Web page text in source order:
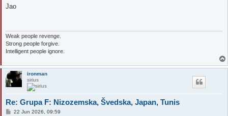
s
Jao
Weak people revenge.
Strong people forgive.
Intelligent people ignore.
ironman
sirius
Re: Grupa F: Nizozemska, Švedska, Japan, Tunis
P22 Jun 2026, 09:59